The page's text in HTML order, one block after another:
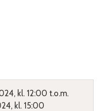
kl. 12:00 t.o.m.
kl. 15:00